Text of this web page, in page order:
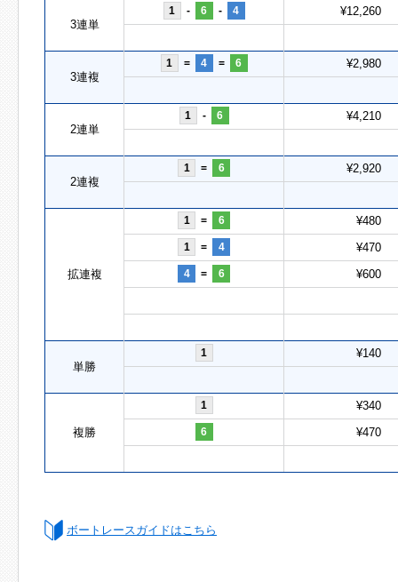
3連単
1 - 6 - 4 ¥12,260
3連複
1 = 4 = 6 ¥2,980
2連単
1 - 6 ¥4,210
2連複
1 = 6 ¥2,920
拡連複
1 = 6 ¥480
1 = 4 ¥470
4 = 6 ¥600
単勝
1 ¥140
複勝
1 ¥340
6 ¥470
ボートレースガイドはこちら